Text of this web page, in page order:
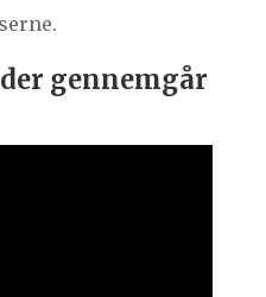
gennemgår